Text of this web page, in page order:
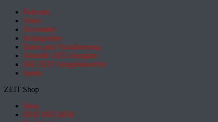
Podcasts
Video
Newsletter
Schlagzeilen
Daten und Visualisierung
Aktuelle ZEIT-Ausgabe
DIE ZEIT Ausgabenarchiv
Spiele
ZEIT Shop
Shop
ZEIT BÜCHER